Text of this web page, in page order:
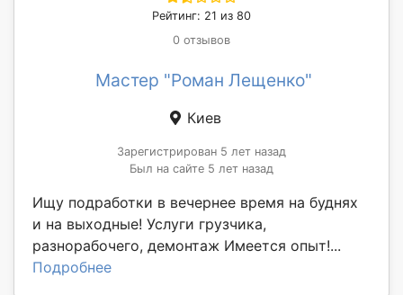
Рейтинг: 21 из 80
0 отзывов
Мастер "Роман Лещенко"
Киев
Зарегистрирован 5 лет назад
Был на сайте 5 лет назад
Ищу подработки в вечернее время на буднях
и на выходные! Услуги грузчика,
разнорабочего, демонтаж Имеется опыт!...
Подробнее